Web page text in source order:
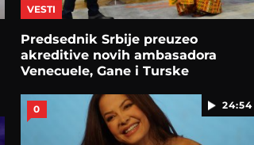
VESTI
Predsednik Srbije preuzeo
akreditive novih ambasadora
Venecuele, Gane i Turske
24:54
0